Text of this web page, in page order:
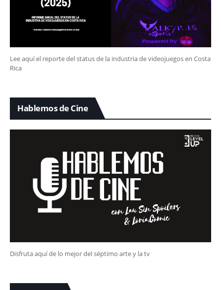
Lee aquí el reporte del status de la industria de videojuegos en Costa
Rica
Hablemos de Cine
Disfruta aquí de lo mejor del séptimo arte y la tv